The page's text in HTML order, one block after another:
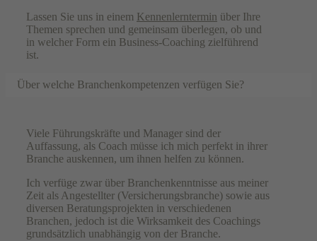
Lassen Sie uns in einem Kennenlerntermin über Ihre
Themen sprechen und gemeinsam überlegen, ob und
in welcher Form ein Business-Coaching zielführend
ist.
Über welche Branchenkompetenzen verfügen Sie?
Viele Führungskräfte und Manager sind der
Auffassung, als Coach müsse ich mich perfekt in ihrer
Branche auskennen, um ihnen helfen zu können.
Ich verfüge zwar über Branchenkenntnisse aus meiner
Zeit als Angestellter (Versicherungsbranche) sowie aus
diversen Beratungsprojekten in verschiedenen
Branchen, jedoch ist die Wirksamkeit des Coachings
grundsätzlich unabhängig von der Branche.